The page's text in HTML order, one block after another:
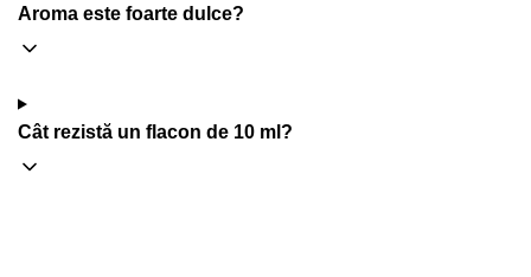
Aroma este foarte dulce?
Cât rezistă un flacon de 10 ml?